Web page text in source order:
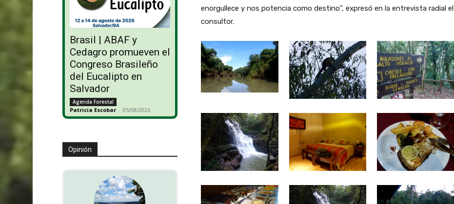
Brasil | ABAF y
Cedagro promueven el
Congreso Brasileño
del Eucalipto en
Salvador
Agenda Forestal
Patricia Escobar - 05/08/2026
Opinión
enorgullece y nos potencia como destino”, expresó en la entrevista radial el
consultor.